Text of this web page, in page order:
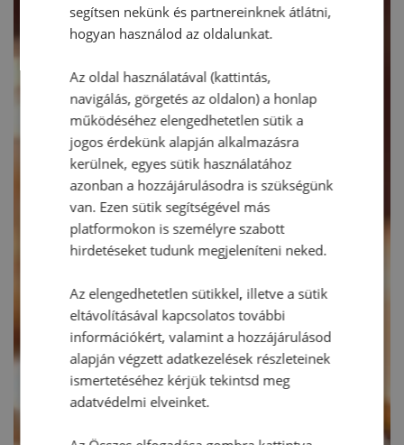
segítsen nekünk és partnereinknek átlátni,
hogyan használod az oldalunkat.
Az oldal használatával (kattintás,
navigálás, görgetés az oldalon) a honlap
működéséhez elengedhetetlen sütik a
jogos érdekünk alapján alkalmazásra
kerülnek, egyes sütik használatához
azonban a hozzájárulásodra is szükségünk
van. Ezen sütik segítségével más
platformokon is személyre szabott
hirdetéseket tudunk megjeleníteni neked.
Az elengedhetetlen sütikkel, illetve a sütik
eltávolításával kapcsolatos további
információkért, valamint a hozzájárulásod
alapján végzett adatkezelések részleteinek
ismertetéséhez kérjük tekintsd meg
adatvédelmi elveinket.